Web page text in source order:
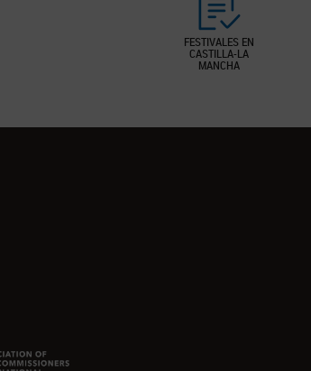
FESTIVALES EN
CASTILLA-LA
MANCHA